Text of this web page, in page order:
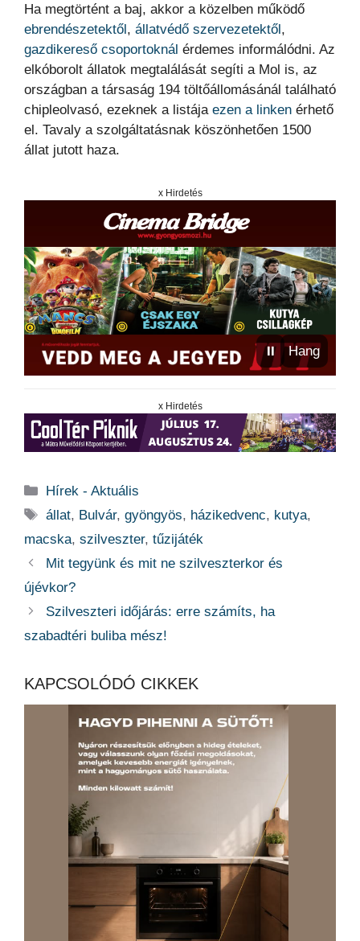
Ha megtörtént a baj, akkor a közelben működő
ebrendészetektől, állatvédő szervezetektől,
gazdikereső csoportoknál érdemes informálódni. Az
elkóborolt állatok megtalálását segíti a Mol is, az
országban a társaság 194 töltőállomásánál található
chipleolvasó, ezeknek a listája ezen a linken érhető
el. Tavaly a szolgáltatásnak köszönhetően 1500
állat jutott haza.
x Hirdetés
⏸ Hang
x Hirdetés
Kategória
Hírek - Aktuális
Címkék
állat, Bulvár,gyöngyös, házikedvenc, kutya,
macska, szilveszter, tűzijáték
Mit tegyünk és mit ne szilveszterkor és
újévkor?
Szilveszteri időjárás: erre számíts, ha
szabadtéri buliba mész!
KAPCSOLÓDÓ CIKKEK